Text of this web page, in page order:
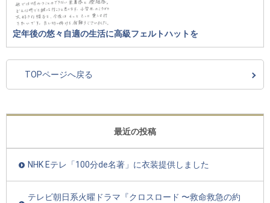
定年後の悠々自適の生活に高級フェルトハットを
TOPページへ戻る
最近の投稿
NHK Eテレ「100分de名著」に衣装提供しました
テレビ朝日系火曜ドラマ『クロスロード 〜救命救急の約